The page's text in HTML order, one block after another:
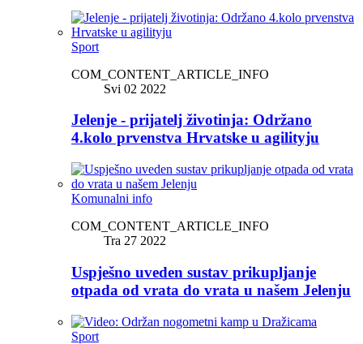
Sport
COM_CONTENT_ARTICLE_INFO
Svi 02 2022
Jelenje - prijatelj životinja: Održano
4.kolo prvenstva Hrvatske u agilityju
Komunalni info
COM_CONTENT_ARTICLE_INFO
Tra 27 2022
Uspješno uveden sustav prikupljanje
otpada od vrata do vrata u našem Jelenju
Sport